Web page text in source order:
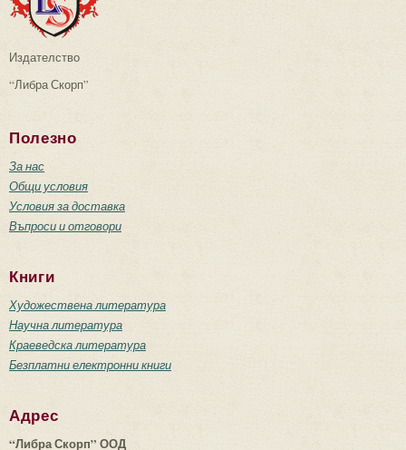
Издателство
“Либра Скорп”
Полезно
За нас
Общи условия
Условия за доставка
Въпроси и отговори
Книги
Художествена литература
Научна литература
Краеведска литература
Безплатни електронни книги
Адрес
“Либра Скорп” ООД